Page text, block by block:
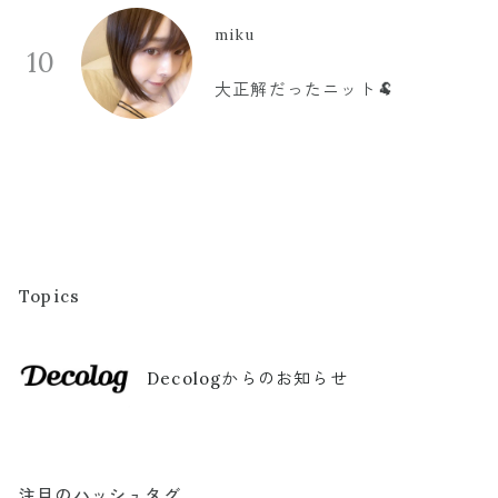
10
miku
大正解だったニット🐏
Topics
Decologからのお知らせ